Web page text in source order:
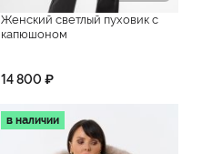
Женский светлый пуховик с
капюшоном
14 800 ₽
в наличии